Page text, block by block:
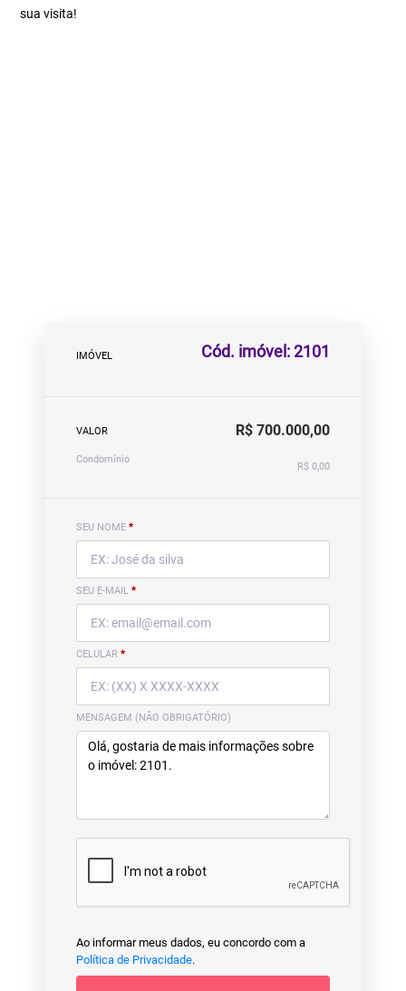
sua visita!
IMÓVEL Cód. imóvel: 2101
VALOR R$ 700.000,00
Condomínio
R$ 0,00
SEU NOME *
SEU E-MAIL *
CELULAR *
MENSAGEM (NÃO OBRIGATÓRIO)
Ao informar meus dados, eu concordo com a
Política de Privacidade.